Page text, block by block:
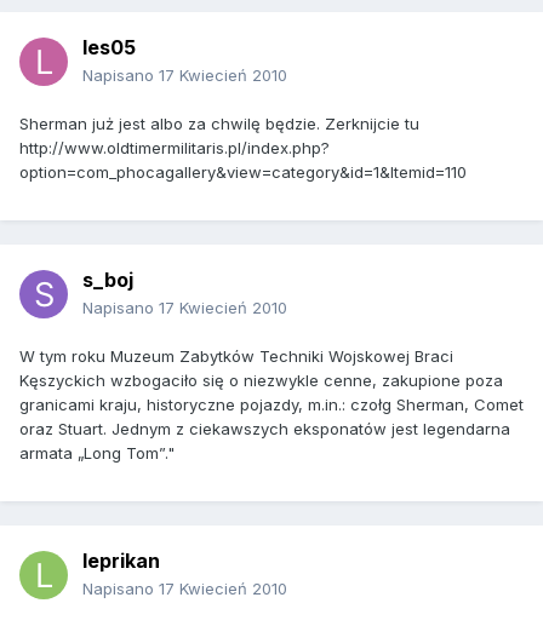
les05
Napisano 17 Kwiecień 2010
Sherman już jest albo za chwilę będzie. Zerknijcie tu
http://www.oldtimermilitaris.pl/index.php?
option=com_phocagallery&view=category&id=1&Itemid=110
s_boj
Napisano 17 Kwiecień 2010
W tym roku Muzeum Zabytków Techniki Wojskowej Braci
Kęszyckich wzbogaciło się o niezwykle cenne, zakupione poza
granicami kraju, historyczne pojazdy, m.in.: czołg Sherman, Comet
oraz Stuart. Jednym z ciekawszych eksponatów jest legendarna
armata „Long Tom”."
leprikan
Napisano 17 Kwiecień 2010